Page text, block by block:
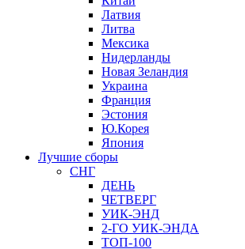
Латвия
Литва
Мексика
Нидерланды
Новая Зеландия
Украина
Франция
Эстония
Ю.Корея
Япония
Лучшие сборы
СНГ
ДЕНЬ
ЧЕТВЕРГ
УИК-ЭНД
2-ГО УИК-ЭНДА
ТОП-100